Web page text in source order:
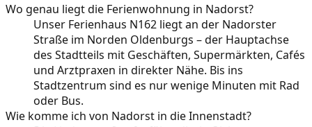
Wo genau liegt die Ferienwohnung in Nadorst?
Unser Ferienhaus N162 liegt an der Nadorster
Straße im Norden Oldenburgs – der Hauptachse
des Stadtteils mit Geschäften, Supermärkten, Cafés
und Arztpraxen in direkter Nähe. Bis ins
Stadtzentrum sind es nur wenige Minuten mit Rad
oder Bus.
Wie komme ich von Nadorst in die Innenstadt?